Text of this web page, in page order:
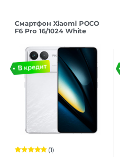
Смартфон Xiaomi POCO
F6 Pro 16/1024 White
(1)